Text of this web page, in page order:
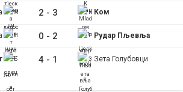
2 - 3 Ком
0 - 2 Рудар Пљевља
4 - 1 Зета Голубовци